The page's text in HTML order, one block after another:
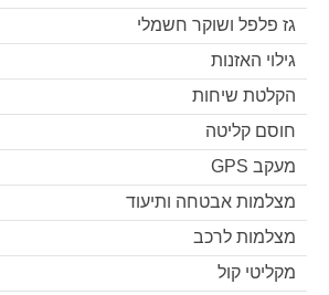
גז פלפל ושוקר חשמלי
גילוי האזנות
הקלטת שיחות
חוסם קליטה
מעקב GPS
מצלמות אבטחה ותיעוד
מצלמות לרכב
מקליטי קול